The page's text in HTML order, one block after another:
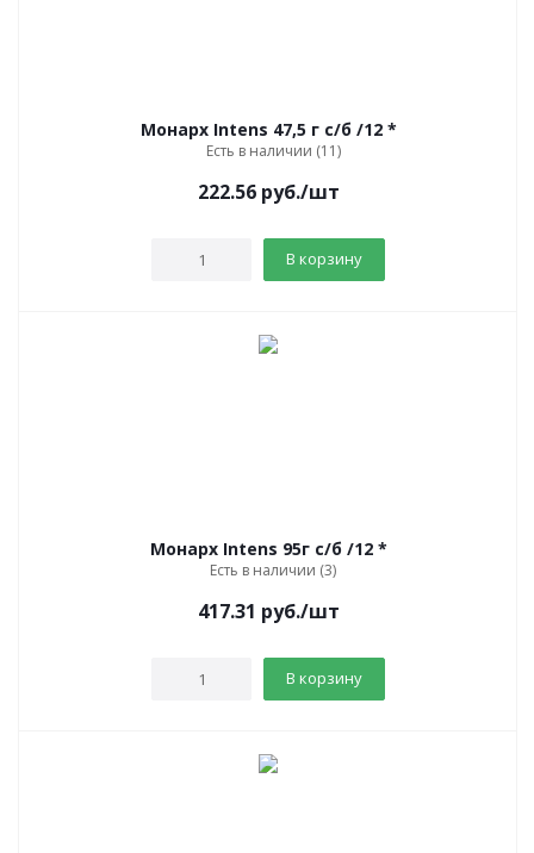
Монарх Intens 47,5 г c/б /12 *
Есть в наличии (11)
222.56руб./шт
В корзину
Монарх Intens 95г c/б /12 *
Есть в наличии (3)
417.31 руб./шт
В корзину